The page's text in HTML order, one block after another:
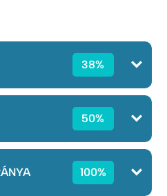
38%
50%
100%